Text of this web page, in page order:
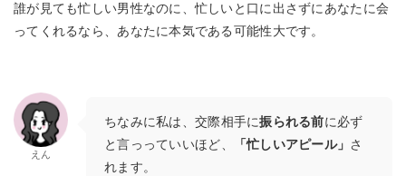
誰が見ても忙しい男性なのに、忙しいと口に出さずにあなたに会
ってくれるなら、あなたに本気である可能性大です。
えん
ちなみに私は、交際相手に振られる前に必ず
と言っっていいほど、
「忙しいアピール」 さ
れます。